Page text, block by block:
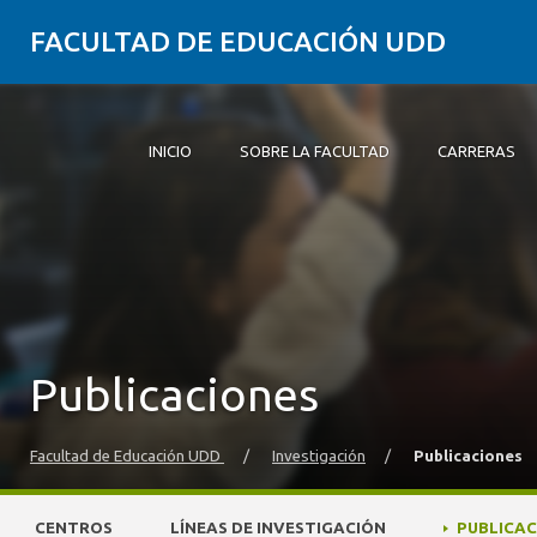
FACULTAD DE EDUCACIÓN UDD
INICIO SOBRE LA FACULTAD CARRERAS
Postgrado y Educación Continua
Vinculación con el Medio
Publicaciones
Facultad de Educación UDD / Investigación / Publicaciones
CENTROS LÍNEAS DE INVESTIGACIÓN